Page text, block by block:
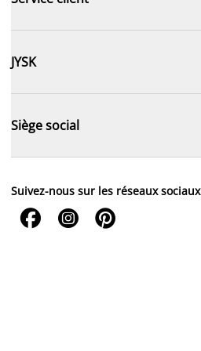
JYSK
Siège social
Suivez-nous sur les réseaux sociaux
  